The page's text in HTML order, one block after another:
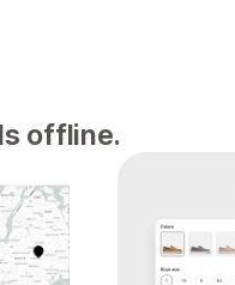
offline.